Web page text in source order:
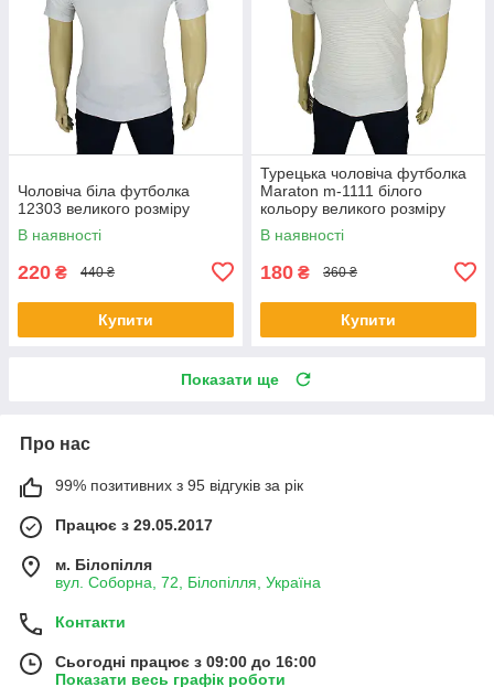
Чоловіча біла футболка
12303 великого розміру
В наявності
220 ₴ 440 ₴
Купити
Турецька чоловіча футболка
Maraton m-1111 білого
кольору великого розміру
В наявності
180 ₴ 360 ₴
Купити
Показати ще
Про нас
99% позитивних з 95 відгуків за рік
Працює з 29.05.2017
м. Білопілля
вул. Соборна, 72, Білопілля, Україна
Контакти
Сьогодні працює з 09:00 до 16:00
Показати весь графік роботи